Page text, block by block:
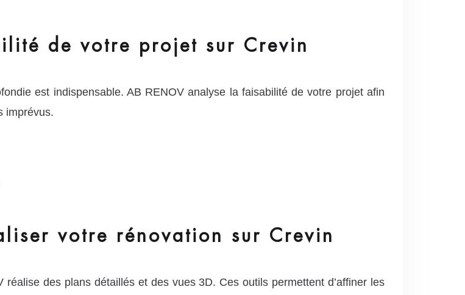
de votre projet sur Crevin
est indispensable. AB RENOV analyse la faisabilité de votre projet afin
imprévus.
votre rénovation sur Crevin
des plans détaillés et des vues 3D. Ces outils permettent d’affiner les